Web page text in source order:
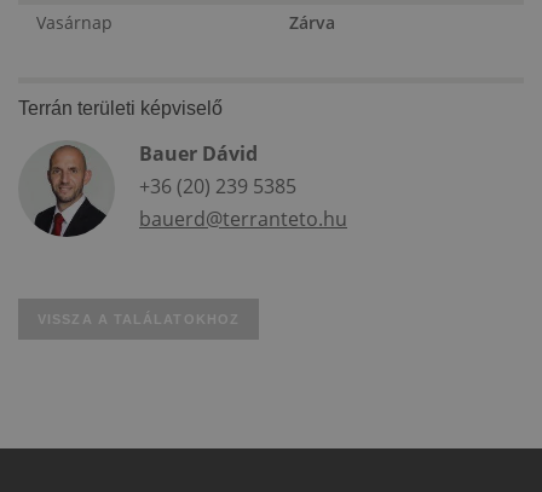
Vasárnap
Zárva
Terrán területi képviselő
Bauer Dávid
+36 (20) 239 5385
bauerd@terranteto.hu
VISSZA A TALÁLATOKHOZ